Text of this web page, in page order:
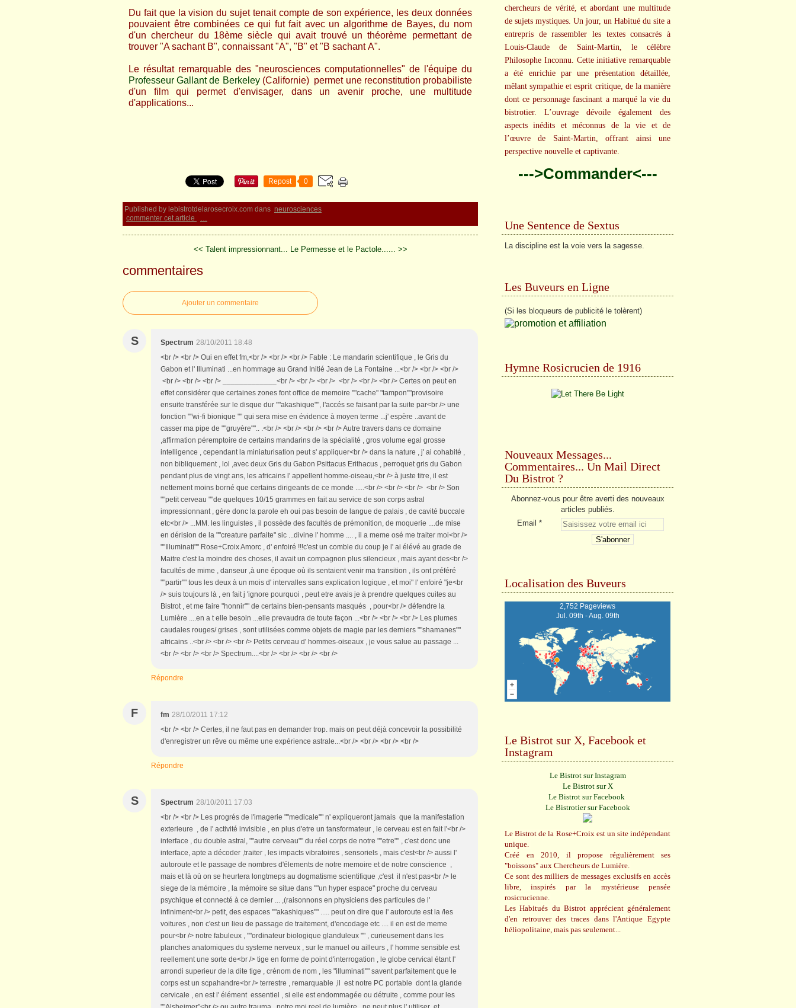
Du fait que la vision du sujet tenait compte de son expérience, les deux données
pouvaient être combinées ce qui fut fait avec un algorithme de Bayes, du nom
d'un chercheur du 18ème siècle qui avait trouvé un théorème permettant de
trouver "A sachant B", connaissant "A", "B" et "B sachant A".
Le résultat remarquable des "neurosciences computationnelles" de l'équipe du
Professeur Gallant de Berkeley(Californie) permet une reconstitution probabiliste
d'un film qui permet d'envisager, dans un avenir proche, une multitude
d'applications...
Repost 0
Published by lebistrotdelarosecroix.com dans neurosciences
commenter cet article
…
<< Talent impressionnant... Le Permesse et le Pactole...... >>
commentaires
Ajouter un commentaire
S Spectrum 28/10/2011 18:48
<br /> <br /> Oui en effet fm,<br /> <br /> <br /> Fable : Le mandarin scientifique , le Gris du
Gabon et l' Illuminati ...en hommage au Grand Initié Jean de La Fontaine ...<br /> <br /> <br />
<br /> <br /> <br /> _____________<br /> <br /> <br /> <br /> <br /> <br /> Certes on peut en
effet considérer que certaines zones font office de memoire ""cache" "tampon""provisoire
ensuite transférée sur le disque dur ""akashique"", l'accés se faisant par la suite par<br /> une
fonction ""wi-fi bionique "" qui sera mise en évidence à moyen terme ...j' espère ..avant de
casser ma pipe de ""gruyère"".. .<br /> <br /> <br /> <br /> Autre travers dans ce domaine
,affirmation péremptoire de certains mandarins de la spécialité , gros volume egal grosse
intelligence , cependant la miniaturisation peut s' appliquer<br /> dans la nature , j' ai cohabité ,
non bibliquement , lol ,avec deux Gris du Gabon Psittacus Erithacus , perroquet gris du Gabon
pendant plus de vingt ans, les africains l' appellent homme-oiseau,<br /> à juste titre, il est
nettement moins borné que certains dirigeants de ce monde .....<br /> <br /> <br /> <br /> Son
""petit cerveau ""de quelques 10/15 grammes en fait au service de son corps astral
impressionnant , gère donc la parole eh oui pas besoin de langue de palais , de cavité buccale
etc<br /> ...MM. les linguistes , il possède des facultés de prémonition, de moquerie ....de mise
en dérision de la ""creature parfaite" sic ...divine l' homme .... , il a meme osé me traiter moi<br />
""Illuminati"" Rose+Croix Amorc , d' enfoiré !!!c'est un comble du coup je l' ai élévé au grade de
Maitre c'est la moindre des choses, il avait un compagnon plus silencieux , mais ayant des<br />
facultés de mime , danseur ,à une époque où ils sentaient venir ma transition , ils ont préféré
""partir"" tous les deux à un mois d' intervalles sans explication logique , et moi" l' enfoiré "je<br
/> suis toujours là , en fait j 'ignore pourquoi , peut etre avais je à prendre quelques cuites au
Bistrot , et me faire "honnir"" de certains bien-pensants masqués , pour<br /> défendre la
Lumière ....en a t elle besoin ...elle prevaudra de toute façon ...<br /> <br /> <br /> Les plumes
caudales rouges/ grises , sont utilisées comme objets de magie par les derniers ""shamanes""
africains ..<br /> <br /> <br /> Petits cerveau d' hommes-oiseaux , je vous salue au passage ...
<br /> <br /> <br /> Spectrum....<br /> <br /> <br /> <br />
Répondre
F fm 28/10/2011 17:12
<br /> <br /> Certes, il ne faut pas en demander trop. mais on peut déjà concevoir la possibilité
d'enregistrer un rêve ou même une expérience astrale...<br /> <br /> <br /> <br />
Répondre
S Spectrum 28/10/2011 17:03
<br /> <br /> Les progrés de l'imagerie ""medicale"" n' expliqueront jamais que la manifestation
exterieure , de l' activité invisible , en plus d'etre un tansformateur , le cerveau est en fait l'<br />
interface , du double astral, ""autre cerveau"" du réel corps de notre ""etre"" , c'est donc une
interface, apte a décoder ,traiter , les impacts vibratoires , sensoriels , mais c'est<br /> aussi l'
autoroute et le passage de nombres d'élements de notre memoire et de notre conscience ,
mais et là où on se heurtera longtmeps au dogmatisme scientifique ,c'est il n'est pas<br /> le
siege de la mémoire , la mémoire se situe dans ""un hyper espace" proche du cerveau
psychique et connecté à ce dernier ... ,(raisonnons en physiciens des particules de l'
infiniment<br /> petit, des espaces ""akashiques"" ..... peut on dire que l' autoroute est la /les
voitures , non c'est un lieu de passage de traitement, d'encodage etc .... il en est de meme
pour<br /> notre fabuleux , ""ordinateur biologique glanduleux "" , curieusement dans les
planches anatomiques du systeme nerveux , sur le manuel ou ailleurs , l' homme sensible est
reellement une sorte de<br /> tige en forme de point d'interrogation , le globe cervical étant l'
arrondi superieur de la dite tige , crénom de nom , les "illuminati"" savent parfaitement que le
corps est un scpahandre<br /> terrestre , remarquable ,il est notre PC portable dont la glande
cervicale , en est l' élément essentiel , si elle est endommagée ou détruite , comme pour les
chercheurs de vérité, et abordant une multitude
de sujets mystiques. Un jour, un Habitué du site a
entrepris de rassembler les textes consacrés à
Louis-Claude de Saint-Martin, le célèbre
Philosophe Inconnu. Cette initiative remarquable
a été enrichie par une présentation détaillée,
mêlant sympathie et esprit critique, de la manière
dont ce personnage fascinant a marqué la vie du
bistrotier. L’ouvrage dévoile également des
aspects inédits et méconnus de la vie et de
l’œuvre de Saint-Martin, offrant ainsi une
perspective nouvelle et captivante.
--->Commander<---
Une Sentence de Sextus
La discipline est la voie vers la sagesse.
Les Buveurs en Ligne
(Si les bloqueurs de publicité le tolèrent)
Hymne Rosicrucien de 1916
Nouveaux Messages...
Commentaires... Un Mail Direct
Du Bistrot ?
Abonnez-vous pour être averti des nouveaux
articles publiés.
Email
Localisation des Buveurs
2,752 Pageviews
Jul. 09th - Aug. 09th
Le Bistrot sur X, Facebook et
Instagram
Le Bistrot sur Instagram
Le Bistrot sur X
Le Bistrot sur Facebook
Le Bistrotier sur Facebook
Le Bistrot de la Rose+Croix est un site indépendant
unique.
Créé en 2010, il propose régulièrement ses
"boissons" aux Chercheurs de Lumière.
Ce sont des milliers de messages exclusifs en accès
libre, inspirés par la mystérieuse pensée
rosicrucienne.
Les Habitués du Bistrot apprécient généralement
d'en retrouver des traces dans l'Antique Egypte
héliopolitaine, mais pas seulement...